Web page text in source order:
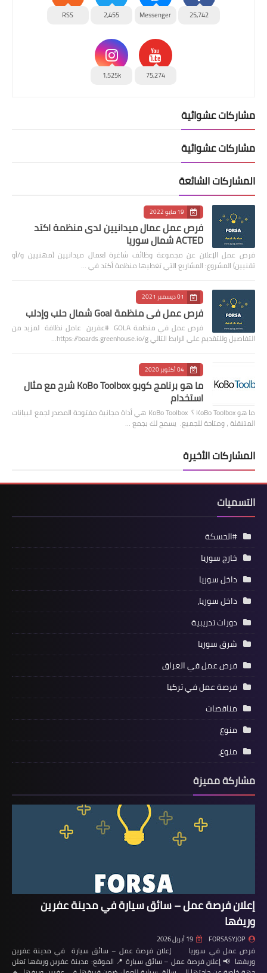
25,742
Messenger
2,455
RSS
75,274
1,525k
مشاركات عشوائية
مشاركات عشوائية
المشاركات الشائعة
19 مايو 2022
فرص عمل عمال ميدانيين لدى منظمة اكتد
ACTED شمال سوريا
فرص عمل الإعلان عن مجموعة وظائف شاغرة لعمال ميدانيين (مهنيين و/أو
تقنيين) المشروع: المشاريع التي تغطيها منظمة أكتد في …
01 ديسمبر 2021
فرص عمل في منظمة Goal شمال حلب وإدلب
فرص عمل في منظمة GOLA #عفرين عامل نظافة لمزيد من
التفاصيل وللتقديم على الرابط التالي https://boards.greenhouse.io/g…
04 أكتوبر 2020
ما هو برنامج كوبو KoBo Toolbox شرح مع مثال
استخدام
ما هو KoBo Toolbox ؟ KoBo Toolbox هي أداة مجانية مفتوحة المصدر لجمع البيانات
المتنقلة ، ومتاحة للجميع. يسمح لك بجمع …
المشاركات الأخيرة
التسميات
#الحسكة
خارج سوريا
داخل سوريا
داخل سوريا،
دورات تدريبية
شرق سوريا
فرص عمل في العراق
فرصة عمل في تركيا
مناقصات
منوع
منوع،
مشاركة مميزة
إعلان فرصة عمل – سائق سيارة في مدينة عفرين
وريفها
FORSASYJOP 19 أبريل 2026
فرص عمل في سوريا إعلان فرصة عمل – سائق سيارة في مدينة عفرين
وريفها 📢 إعلان فرصة عمل – سائق سيارة 📍 الموقع: مدينة عفرين وريفها تعلن